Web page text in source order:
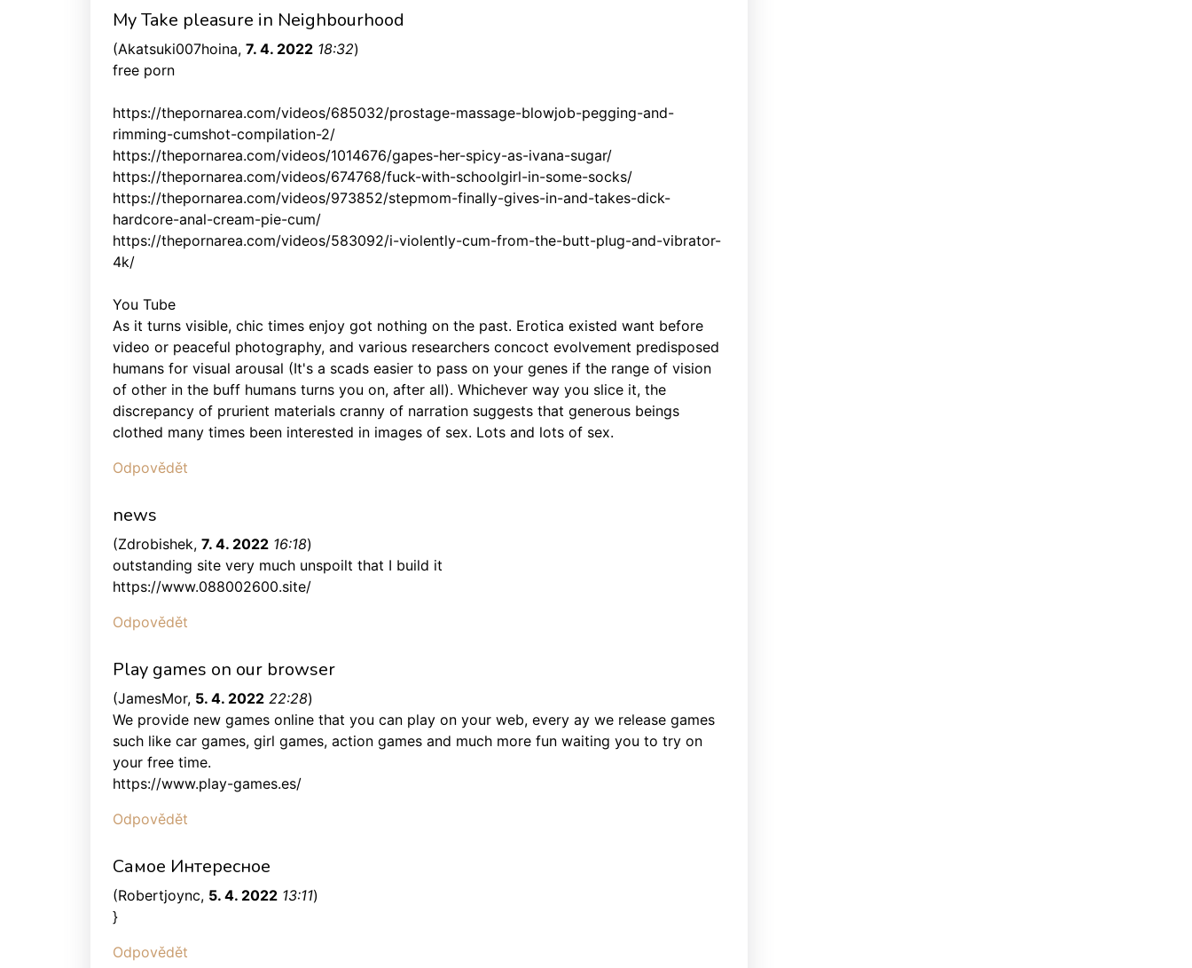
My Take pleasure in Neighbourhood
(Akatsuki007hoina, 7. 4. 2022 18:32)
free porn
https://thepornarea.com/videos/685032/prostage-massage-blowjob-pegging-and-
rimming-cumshot-compilation-2/
https://thepornarea.com/videos/1014676/gapes-her-spicy-as-ivana-sugar/
https://thepornarea.com/videos/674768/fuck-with-schoolgirl-in-some-socks/
https://thepornarea.com/videos/973852/stepmom-finally-gives-in-and-takes-dick-
hardcore-anal-cream-pie-cum/
https://thepornarea.com/videos/583092/i-violently-cum-from-the-butt-plug-and-vibrator-
4k/
You Tube
As it turns visible, chic times enjoy got nothing on the past. Erotica existed want before
video or peaceful photography, and various researchers concoct evolvement predisposed
humans for visual arousal (It's a scads easier to pass on your genes if the range of vision
of other in the buff humans turns you on, after all). Whichever way you slice it, the
discrepancy of prurient materials cranny of narration suggests that generous beings
clothed many times been interested in images of sex. Lots and lots of sex.
Odpovědět
news
(Zdrobishek, 7. 4. 2022 16:18)
outstanding site very much unspoilt that I build it
https://www.088002600.site/
Odpovědět
Play games on our browser
(JamesMor, 5. 4. 2022 22:28)
We provide new games online that you can play on your web, every ay we release games
such like car games, girl games, action games and much more fun waiting you to try on
your free time.
https://www.play-games.es/
Odpovědět
Самое Интересное
(Robertjoync, 5. 4. 2022 13:11)
}
Odpovědět